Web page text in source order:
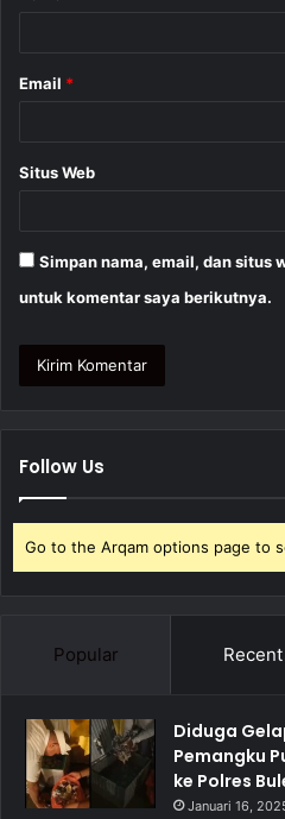
Email *
Situs Web
Simpan nama, email, dan situs
untuk komentar saya berikutnya.
Follow Us
Go to the Arqam options page to
Popular Recent
Diduga
Pemangku
ke Polres
Januari 16,